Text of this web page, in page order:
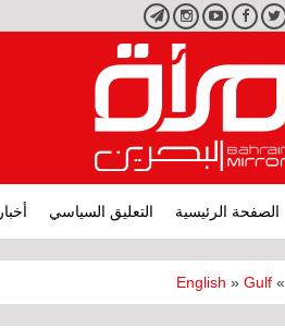
تويتر فيسبوكيوتيوبانستجرامتليجرام
الصفحة الرئيسية التعليق السياسي أخبار
»
English » Gulf